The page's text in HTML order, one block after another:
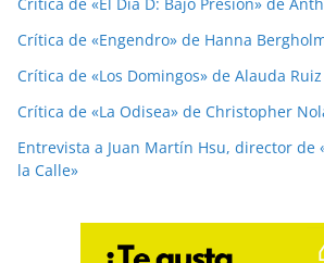
Crítica de «Engendro» de Hanna
Crítica de «Los Domingos» de Alauda
Crítica de «La Odisea» de Christopher
Entrevista a Juan Martín Hsu, director de
la Calle»